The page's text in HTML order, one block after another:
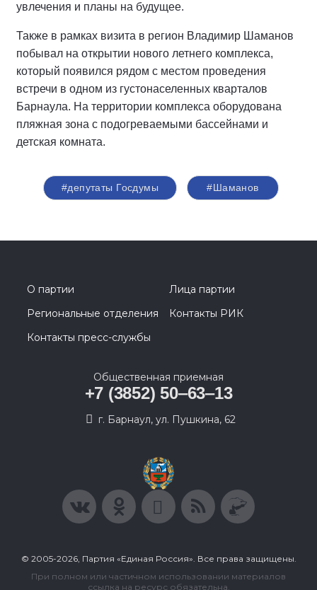
увлечения и планы на будущее.
Также в рамках визита в регион Владимир Шаманов
побывал на открытии нового летнего комплекса,
который появился рядом с местом проведения
встречи в одном из густонаселенных кварталов
Барнаула. На территории комплекса оборудована
пляжная зона с подогреваемыми бассейнами и
детская комната.
#депутаты Госдумы #Шаманов
О партии
Лица партии
Региональные отделения
Контакты РИК
Контакты пресс-службы
Общественная приемная
+7 (3852) 50‒63‒13
г. Барнаул, ул. Пушкина, 62
© 2005-2026, Партия «Единая Россия». Все права защищены.
При полном или частичном использовании материалов
ссылка на ресурс обязательна.